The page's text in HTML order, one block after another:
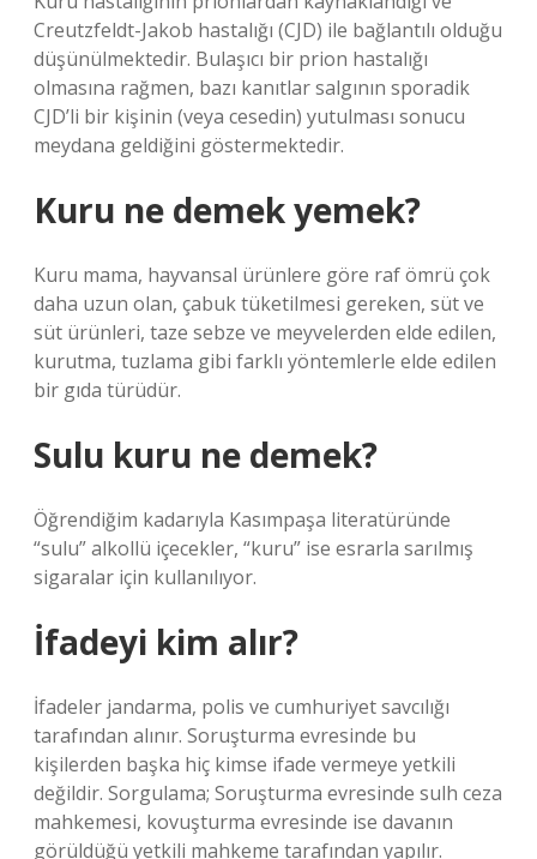
Creutzfeldt-Jakob hastalığı (CJD) ile bağlantılı olduğu
düşünülmektedir. Bulaşıcı bir prion hastalığı
olmasına rağmen, bazı kanıtlar salgının sporadik
CJD’li bir kişinin (veya cesedin) yutulması sonucu
meydana geldiğini göstermektedir.
Kuru ne demek yemek?
Kuru mama, hayvansal ürünlere göre raf ömrü çok
daha uzun olan, çabuk tüketilmesi gereken, süt ve
süt ürünleri, taze sebze ve meyvelerden elde edilen,
kurutma, tuzlama gibi farklı yöntemlerle elde edilen
bir gıda türüdür.
Sulu kuru ne demek?
Öğrendiğim kadarıyla Kasımpaşa literatüründe
“sulu” alkollü içecekler, “kuru” ise esrarla sarılmış
sigaralar için kullanılıyor.
İfadeyi kim alır?
İfadeler jandarma, polis ve cumhuriyet savcılığı
tarafından alınır. Soruşturma evresinde bu
kişilerden başka hiç kimse ifade vermeye yetkili
değildir. Sorgulama; Soruşturma evresinde sulh ceza
mahkemesi, kovuşturma evresinde ise davanın
görüldüğü yetkili mahkeme tarafından yapılır.